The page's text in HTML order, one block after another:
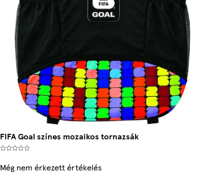
FIFA Goal színes mozaikos tornazsák
Még nem érkezett értékelés